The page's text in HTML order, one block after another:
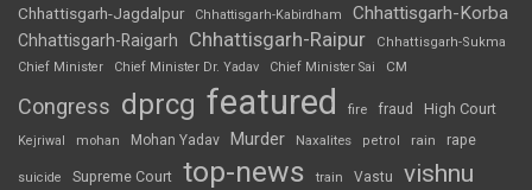
Chhattisgarh-Jagdalpur Chhattisgarh-Kabirdham Chhattisgarh-Korba
Chhattisgarh-Raigarh Chhattisgarh-Raipur
Chhattisgarh-Sukma
Chief Minister
Chief Minister Dr. Yadav Chief Minister Sai CM
Congress dprcg featured fire fraud High Court
Kejriwal mohan Mohan Yadav Murder Naxalites petrol rain rape
suicide Supreme Court top-news train Vastu vishnu